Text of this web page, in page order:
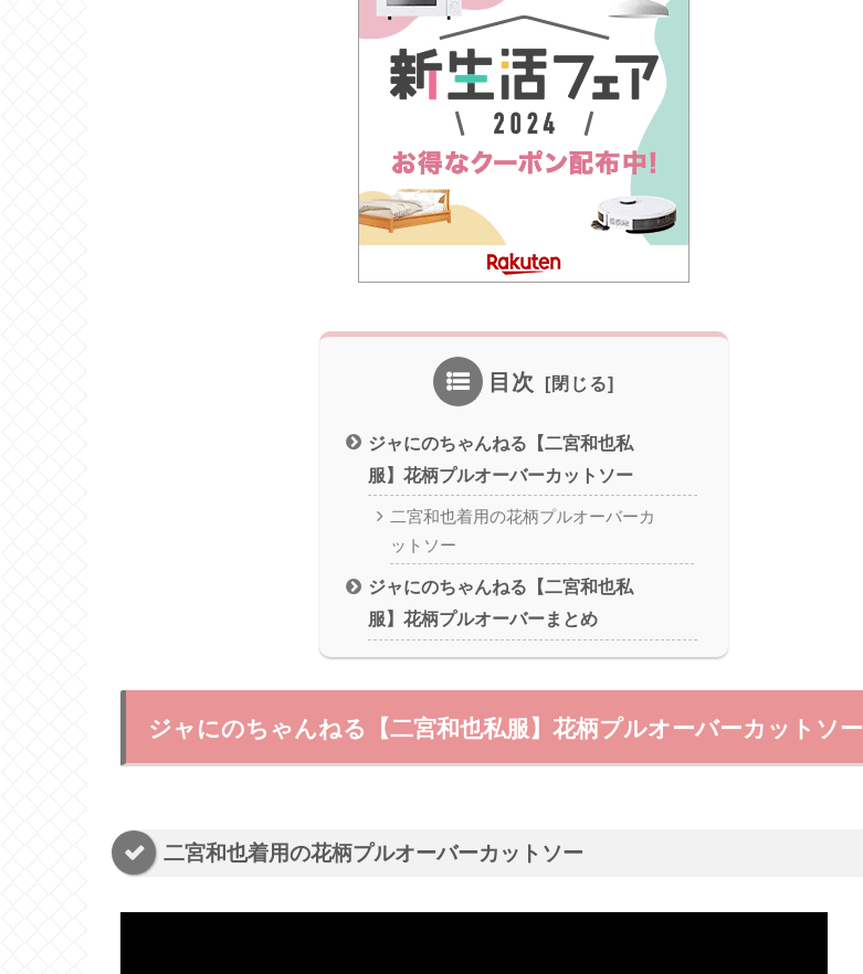
目次
ジャにのちゃんねる【二宮和也私
服】花柄プルオーバーカットソー
二宮和也着用の花柄プルオーバーカ
ットソー
ジャにのちゃんねる【二宮和也私
服】花柄プルオーバーまとめ
ジャにのちゃんねる【二宮和也私服】花柄プルオーバーカットソー
二宮和也着用の花柄プルオーバーカットソー